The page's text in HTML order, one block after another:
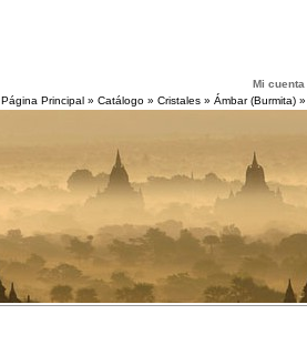
Mi cuenta
Página Principal » Catálogo » Cristales » Ámbar (Burmita) »